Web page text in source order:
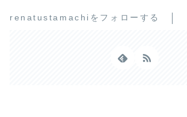
renatustamachiをフォローする